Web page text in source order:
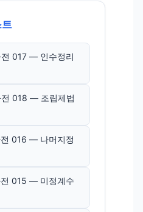
전 017 — 인수정리
전 018 — 조립제법
전 016 — 나머지정
전 015 — 미정계수